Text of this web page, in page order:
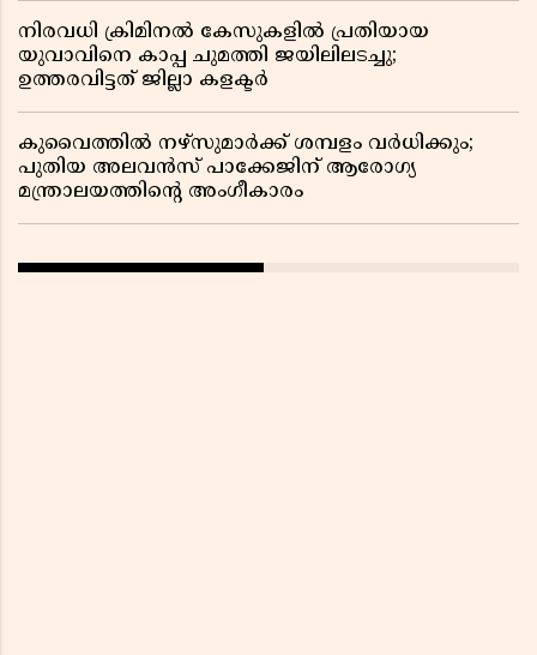
നിരവധി ക്രിമിനൽ കേസുകളിൽ പ്രതിയായ
യുവാവിനെ കാപ്പ ചുമത്തി ജയിലിലടച്ചു;
ഉത്തരവിട്ടത് ജില്ലാ കളക്ടർ
കുവൈത്തിൽ നഴ്‌സുമാർക്ക് ശമ്പളം വർധിക്കും;
പുതിയ അലവൻസ് പാക്കേജിന് ആരോഗ്യ
മന്ത്രാലയത്തിൻ്റെ അംഗീകാരം